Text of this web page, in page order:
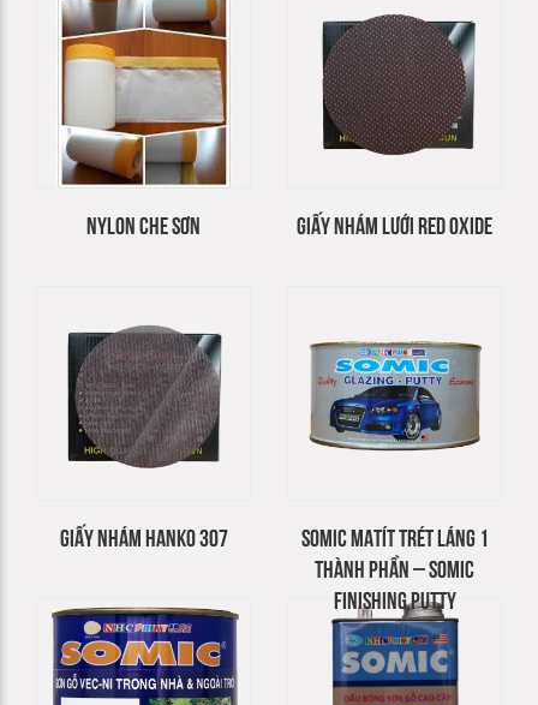
NYLON CHE SƠN GIẤY NHÁM LƯỚI RED OXIDE
GIẤY NHÁM HANKO 307
SOMIC MATÍT TRÉT LÁNG 1
THÀNH PHẦN – SOMIC
FINISHING PUTTY